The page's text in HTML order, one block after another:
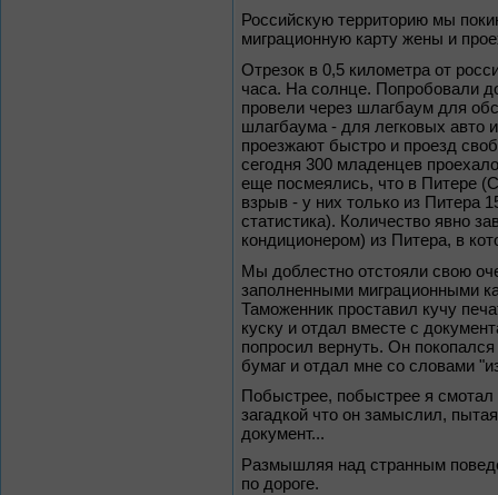
Российскую территорию мы
миграционную карту жены и
Отрезок в 0,5 километра от
часа. На солнце. Попробовали
провели через шлагбаум для
шлагбаума - для легковых авто
проезжают быстро и проезд
сегодня 300 младенцев
еще посмеялись, что в Питере
взрыв - у них только из Питера
статистика). Количество явно
кондиционером) из Питера, в
Мы доблестно отстояли свою
заполненными миграционными
Таможенник проставил кучу
куску и отдал вместе с
попросил вернуть. Он
бумаг и отдал мне со словами
Побыстрее, побыстрее я
загадкой что он замыслил,
документ...
Размышляя над странным
по дороге.